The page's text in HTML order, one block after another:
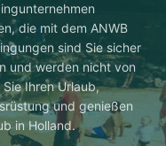
die mit dem ANWB
sind Sie sicher
und werden nicht von
Ihren Urlaub,
und genießen
in Holland.